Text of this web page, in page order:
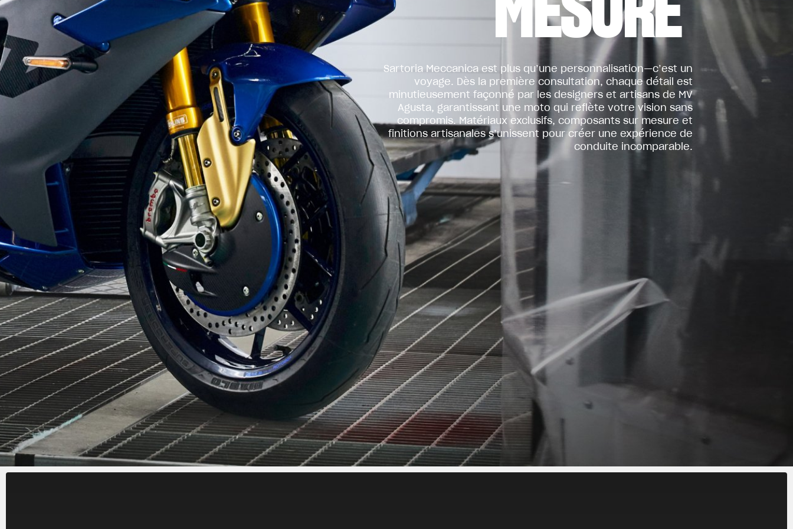
Sartoria Meccanica est plus qu’une personnalisation—c’est un
voyage. Dès la première consultation, chaque détail est
minutieusement façonné par les designers et artisans de MV
Agusta, garantissant une moto qui reflète votre vision sans
compromis. Matériaux exclusifs, composants sur mesure et
finitions artisanales s’unissent pour créer une expérience de
conduite incomparable.